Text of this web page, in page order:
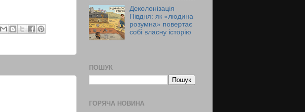
Деколонізація
Півдня: як «людина
розумна» повертає
собі власну історію
ПОШУК
ГОРЯЧА НОВИНА